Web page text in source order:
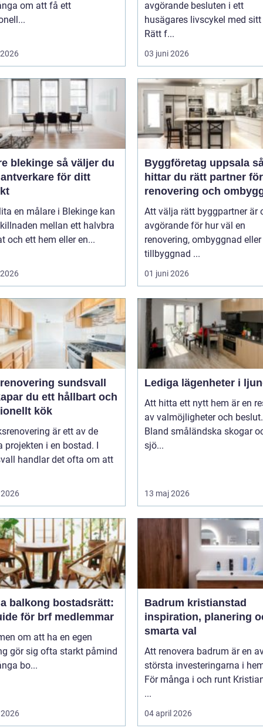
om att få ett
avgörande besluten i ett
husägares livscykel med
Rätt f...
03 juni 2026
så väljer du
för ditt
en målare i Blekinge kan
mellan ett halvbra
och ett hem eller en...
Byggföretag uppsala så
hittar du rätt partner för
renovering och
Att välja rätt byggpartner är
avgörande för hur väl en
renovering, ombyggnad eller
tillbyggnad ...
01 juni 2026
sundsvall
du ett hållbart och
kök
är ett av de
projekten i en bostad. I
handlar det ofta om att
Lediga lägenheter i
Att hitta ett nytt hem är en
av valmöjligheter och beslut.
Bland småländska skogar
sjö...
13 maj 2026
balkong bostadsrätt:
för brf medlemmar
om att ha en egen
gör sig ofta starkt påmind
bo...
Badrum kristianstad
inspiration, planering
smarta val
Att renovera badrum är en
största investeringarna i
För många i och runt
...
04 april 2026